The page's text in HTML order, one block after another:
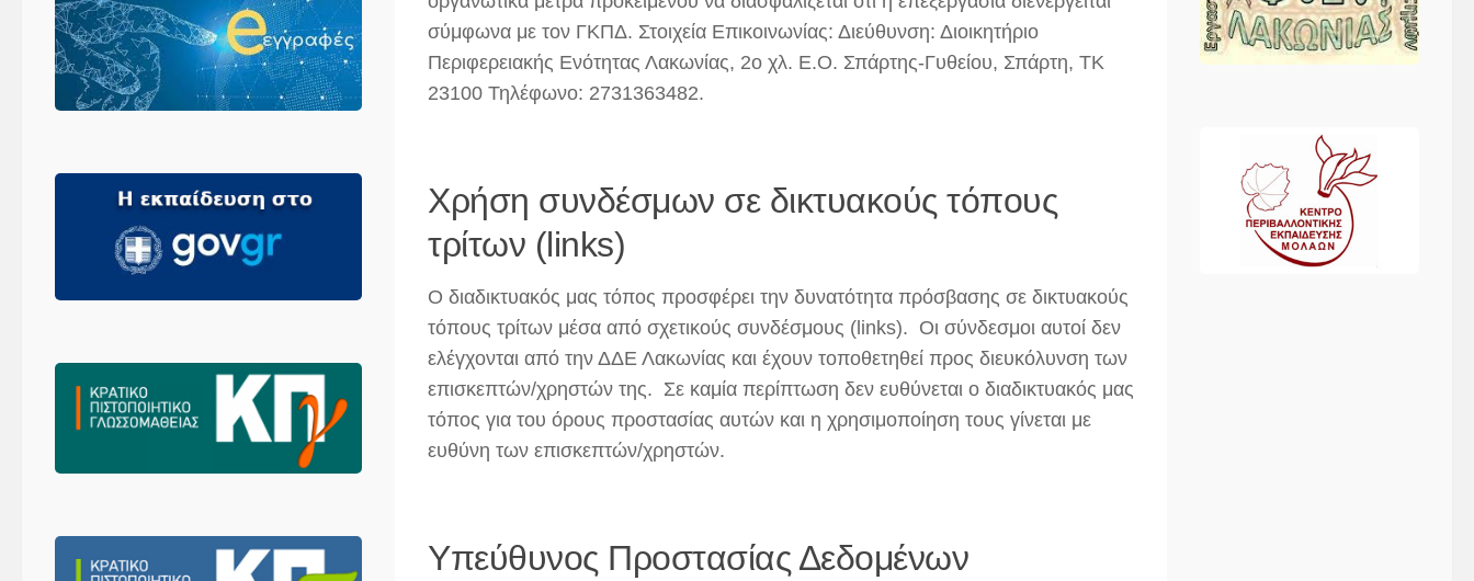
σύμφωνα με τον ΓΚΠΔ. Στοιχεία Επικοινωνίας: Διεύθυνση: Διοικητήριο
Περιφερειακής Ενότητας Λακωνίας, 2ο χλ. Ε.Ο. Σπάρτης-Γυθείου, Σπάρτη, ΤΚ
23100 Τηλέφωνο: 2731363482.
Χρήση συνδέσμων σε δικτυακούς τόπους
τρίτων (links)
Ο διαδικτυακός μας τόπος προσφέρει την δυνατότητα πρόσβασης σε δικτυακούς
τόπους τρίτων μέσα από σχετικούς συνδέσμους (links). Οι σύνδεσμοι αυτοί δεν
ελέγχονται από την ΔΔΕ Λακωνίας και έχουν τοποθετηθεί προς διευκόλυνση των
επισκεπτών/χρηστών της. Σε καμία περίπτωση δεν ευθύνεται ο διαδικτυακός μας
τόπος για του όρους προστασίας αυτών και η χρησιμοποίηση τους γίνεται με
ευθύνη των επισκεπτών/χρηστών.
Υπεύθυνος Προστασίας Δεδομένων